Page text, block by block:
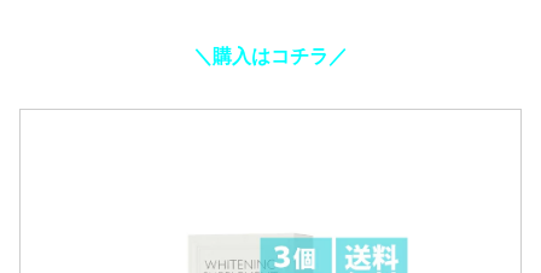
＼購入はコチラ／